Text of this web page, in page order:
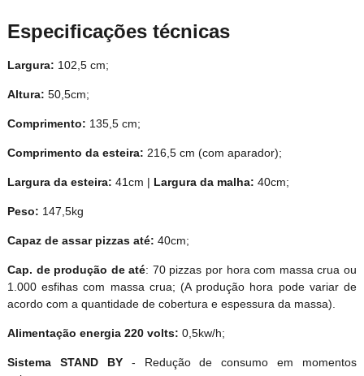
Especificações técnicas
Largura: 102,5 cm;
Altura: 50,5cm;
Comprimento: 135,5 cm;
Comprimento da esteira: 216,5 cm (com aparador);
Largura da esteira: 41cm | Largura da malha: 40cm;
Peso: 147,5kg
Capaz de assar pizzas até: 40cm;
Cap. de produção de até: 70 pizzas por hora com massa cruaou
1.000 esfihas com massa crua; (A produção hora pode variar de
acordo com a quantidade de cobertura e espessura da massa).
Alimentação energia 220 volts: 0,5kw/h;
Sistema STAND BY- Redução de consumo em momentos